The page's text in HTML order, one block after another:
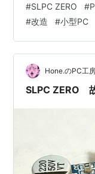
を繰り返す謎現象
増設ストレージは
築中の本機 写真
に直結したマザ
USB2.0接続した
#SLPC ZERO #
#改造 #小型PC
Hone.のPC工
SLPC ZERO